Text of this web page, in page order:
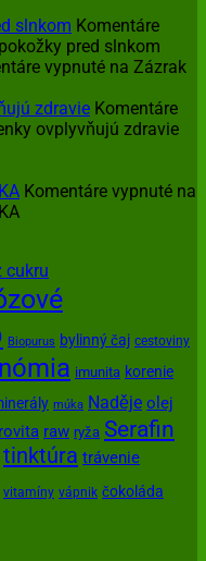
slnkom Komentáre
pred slnkom
vypnuté na Zázrak
zdravie Komentáre
ovplyvňujú zdravie
Komentáre vypnuté na
cukru
Biopurus bylinný čaj cestoviny
imunita korenie
múka Naděje olej
raw ryža Serafin
tinktúra trávenie
vitamíny vápnik čokoláda